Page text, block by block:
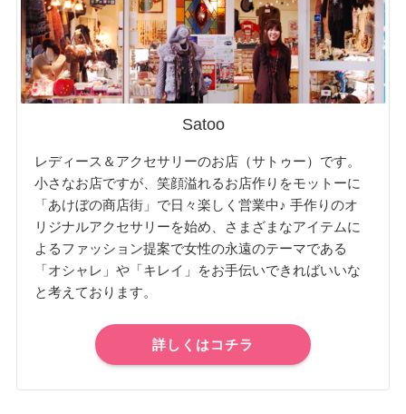
Satoo
レディース＆アクセサリーのお店（サトゥー）です。
小さなお店ですが、笑顔溢れるお店作りをモットーに
「あけぼの商店街」で日々楽しく営業中♪ 手作りのオ
リジナルアクセサリーを始め、さまざまなアイテムに
よるファッション提案で女性の永遠のテーマである
「オシャレ」や「キレイ」をお手伝いできればいいな
と考えております。
詳しくはコチラ